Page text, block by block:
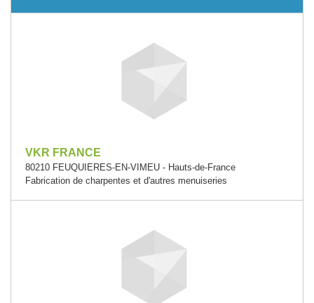
VKR FRANCE
80210 FEUQUIERES-EN-VIMEU - Hauts-de-France
Fabrication de charpentes et d'autres menuiseries